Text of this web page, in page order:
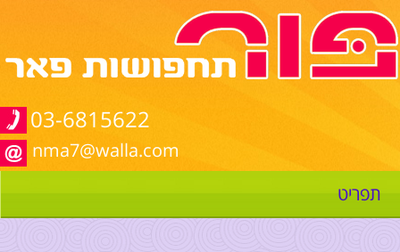
03-6815622
nma7@walla.com
תפריט